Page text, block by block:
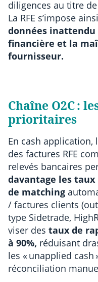
diligences au titre
La RFE s’impose
données
financière et la
fournisseur.
Chaîne O2C :
prioritaires
En cash application,
des factures RFE
relevés bancaires
davantage les taux
de matching
/ factures clients
type Sidetrade,
viser des taux de
à 90%, réduisant
les « unapplied cash
réconciliation